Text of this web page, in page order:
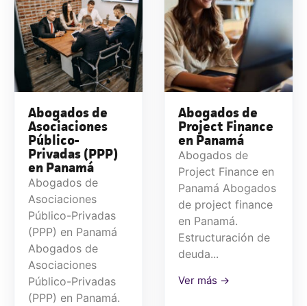
Abogados de
Asociaciones
Público-
Privadas (PPP)
en Panamá
Abogados de
Asociaciones
Público-Privadas
(PPP) en Panamá
Abogados de
Asociaciones
Público-Privadas
(PPP) en Panamá.
Abogados de
Project Finance
en Panamá
Abogados de
Project Finance en
Panamá Abogados
de project finance
en Panamá.
Estructuración de
deuda...
Ver más →